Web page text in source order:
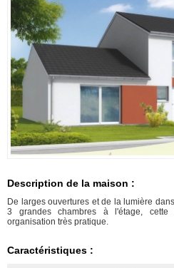
Description de la maison :
De larges ouvertures et de la lumière
3 grandes chambres à l'étage, cette
organisation très pratique.
Caractéristiques :